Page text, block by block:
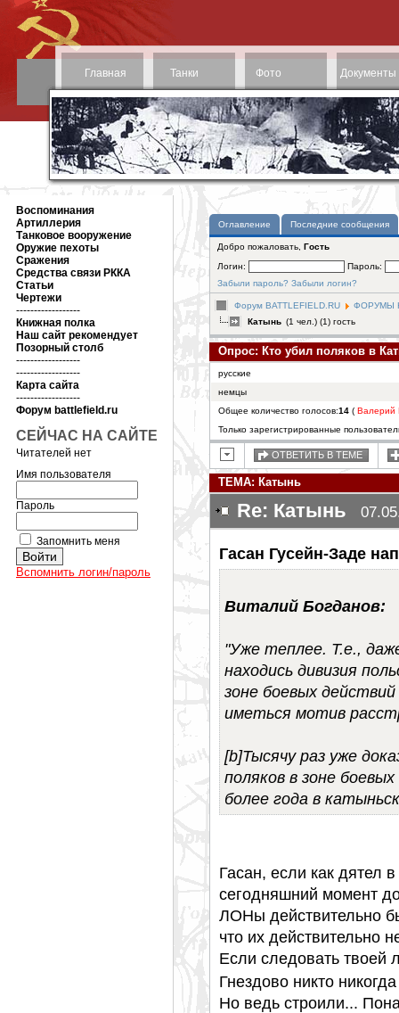
Главная Танки Фото Документы
Воспоминания
Артиллерия
Танковое вооружение
Оружие пехоты
Сражения
Средства связи РККА
Статьи
Чертежи
------------------
Книжная полка
Наш сайт рекомендует
Позорный столб
------------------
------------------
Карта сайта
------------------
Форум battlefield.ru
СЕЙЧАС НА САЙТЕ
Читателей нет
Имя пользователя
Пароль
Запомнить меня
Вспомнить логин/пароль
Оглавление Последние сообщения
Добро пожаловать, Гость
Логин:
Пароль:
Забыли пароль? Забыли логин?
Форум BATTLEFIELD.RU
ФОРУМЫ
Катынь (1 чел.) (1) гость
Опрос: Кто убил поляков в
русские
немцы
Общее количество голосов:14 ( Валерий
Только зарегистрированные
ОТВЕТИТЬ В ТЕМЕ
ТЕМА: Катынь
Re: Катынь
Гасан Гусейн-Заде
Виталий Богданов:
"Уже теплее. Т.е.,
находись дивизия
зоне боевых
иметься мотив
[b]Тысячу раз уже
поляков в зоне
более года в
Гасан, если как дятел
сегодняшний момент
ЛОНы действительно
что их действительно
Если следовать твоей
Гнездово никто
Но ведь строили...